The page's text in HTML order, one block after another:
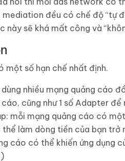
mediation đều có chế độ “tự
này sẽ khá mất công và
một số hạn chế nhất định.
nhiều mạng quảng cáo
cũng như 1 số Adapter
mỗi mạng quảng cáo có
làm dòng tiền của bạn trở
cáo có thể khiến ứng dụng